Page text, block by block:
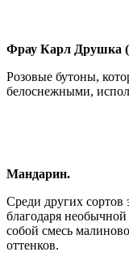
Фрау Карл Друшка
Розовые бутоны,
белоснежными,
Мандарин.
Среди других сортов
благодаря
собой смесь
оттенков.